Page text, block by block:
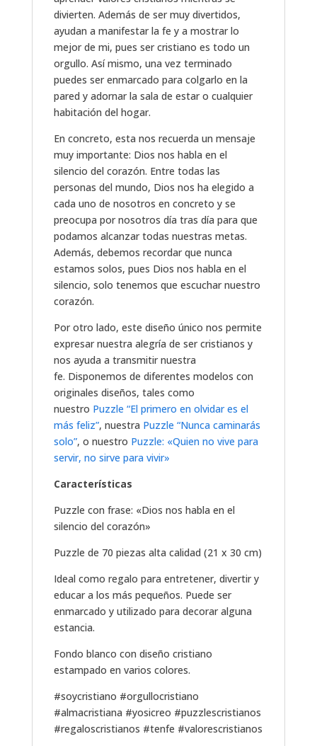
divierten. Además de ser muy divertidos,
ayudan a manifestar la fe y a mostrar lo
mejor de mi, pues ser cristiano es todo un
orgullo. Así mismo, una vez terminado
puedes ser enmarcado para colgarlo en la
pared y adornar la sala de estar o cualquier
habitación del hogar.
En concreto, esta nos recuerda un mensaje
muy importante: Dios nos habla en el
silencio del corazón. Entre todas las
personas del mundo, Dios nos ha elegido a
cada uno de nosotros en concreto y se
preocupa por nosotros día tras día para que
podamos alcanzar todas nuestras metas.
Además, debemos recordar que nunca
estamos solos, pues Dios nos habla en el
silencio, solo tenemos que escuchar nuestro
corazón.
Por otro lado, este diseño único nos permite
expresar nuestra alegría de ser cristianos y
nos ayuda a transmitir nuestra
fe. Disponemos de diferentes modelos con
originales diseños, tales como
nuestro Puzzle “El primero en olvidar es el
más feliz”, nuestra Puzzle “Nunca caminarás
solo”, o nuestro Puzzle: «Quien no vive para
servir, no sirve para vivir»
Características
Puzzle con frase: «Dios nos habla en el
silencio del corazón»
Puzzle de 70 piezas alta calidad (21 x 30 cm)
Ideal como regalo para entretener, divertir y
educar a los más pequeños. Puede ser
enmarcado y utilizado para decorar alguna
estancia.
Fondo blanco con diseño cristiano
estampado en varios colores.
#soycristiano #orgullocristiano
#almacristiana #yosicreo #puzzlescristianos
#regaloscristianos #tenfe #valorescristianos